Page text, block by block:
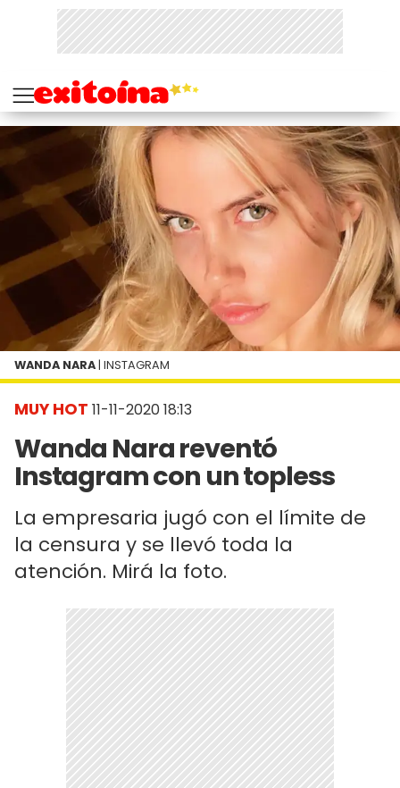
MUY HOT 11-11-2020 18:13
Wanda Nara reventó
Instagram con un topless
La empresaria jugó con el límite de
la censura y se llevó toda la
atención. Mirá la foto.
WANDA NARA | INSTAGRAM